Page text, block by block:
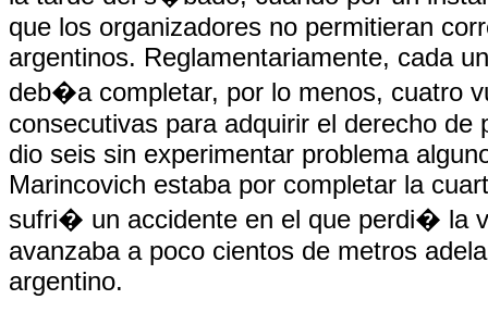
que los organizadores no permitieran
argentinos. Reglamentariamente, cada
deb�a completar, por lo menos, cuatro
consecutivas para adquirir el derecho de
dio seis sin experimentar problema
Marincovich estaba por completar la
sufri� un accidente en el que perdi� la
avanzaba a poco cientos de metros
argentino.